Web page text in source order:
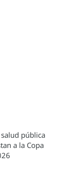
pública
a la Copa